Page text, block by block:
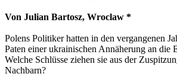
Von Julian Bartosz, Wroclaw *
Polens Politiker hatten in den vergangenen
Paten einer ukrainischen Annäherung an die
Welche Schlüsse ziehen sie aus der
Nachbarn?